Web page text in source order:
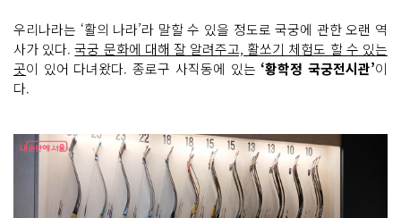
우리나라는 ‘활의 나라’라 말할 수 있을 정도로 국궁에 관한 오랜 역
사가 있다.국궁 문화에 대해 잘 알려주고, 활쏘기 체험도 할 수 있는
곳이 있어 다녀왔다. 종로구 사직동에 있는 ‘황학정 국궁전시관’이
다.